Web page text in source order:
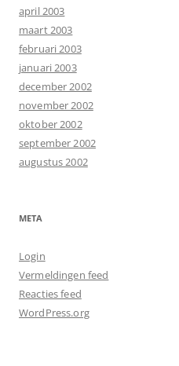
april 2003
maart 2003
februari 2003
januari 2003
december 2002
november 2002
oktober 2002
september 2002
augustus 2002
META
Login
Vermeldingen feed
Reacties feed
WordPress.org